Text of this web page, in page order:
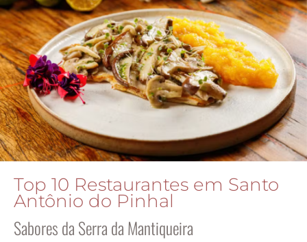
Top 10 Restaurantes em Santo
Antônio do Pinhal
Sabores da Serra da Mantiqueira